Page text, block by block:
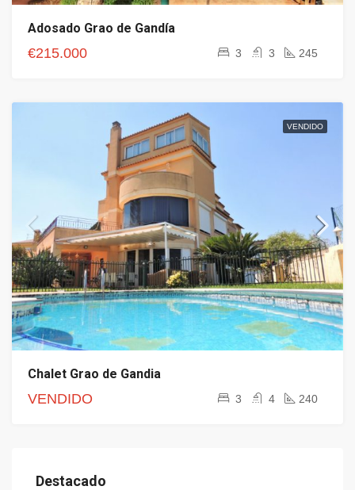
Adosado Grao de Gandía
€215.000 3 3 245
VENDIDO
Chalet Grao de Gandia
VENDIDO 3 4 240
Destacado